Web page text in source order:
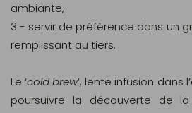
ambiante,
3 - servir de préférence dans un
remplissant au tiers.
Le ‘cold brew’, lente infusion dans
poursuivre la découverte de